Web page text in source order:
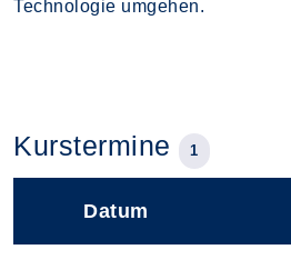
Technologie umgehen.
Kurstermine 1
Datum